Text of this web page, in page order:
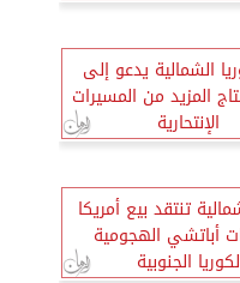
الشمالية يدعو إلى
المزيد من المسيرات
الإنتحارية
تنتقد بيع أمريكا
أباتشي الهجومية
لكوريا الجنوبية